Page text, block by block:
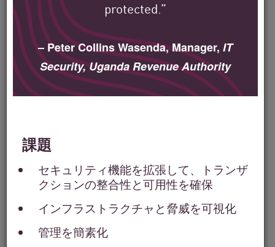
protected.”
– Peter Collins Wasenda, Manager,IT
Security, Uganda Revenue Authority
課題
セキュリティ機能を拡張して、トランザ
クションの整合性と可用性を確保
インフラストラクチャと脅威を可視化
管理を簡素化
Check Point のお客様が、
世界中でどのように環境
ください。
私たちの使命は、最大規模の企業、政
府、サービス プロバイダー組織のセキ
ュリティを、世界中で支援することで
す。